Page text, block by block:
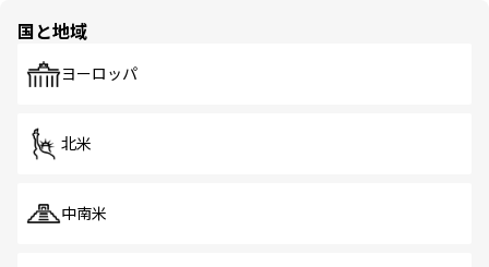
で、ホーカーズは地元の風情を楽しめる外せないスポット
国と地域
ヨーロッパ
北米
中南米